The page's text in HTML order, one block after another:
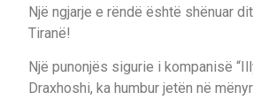
Një ngjarje e rëndë është shënuar
Tiranë!
Një punonjës sigurie i kompanisë
Draxhoshi, ka humbur jetën në